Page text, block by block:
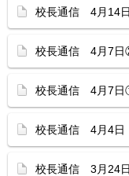
校長通信 4月14日
校長通信 4月7
校長通信 4月7
校長通信 4月4日
校長通信 3月24日